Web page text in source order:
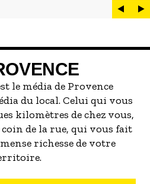
marseillais par excellence. On
vite être submergé·e par la
le média de Provence
du local. Celui qui vous
kilomètres de chez vous,
de la rue, qui vous fait
richesse de votre